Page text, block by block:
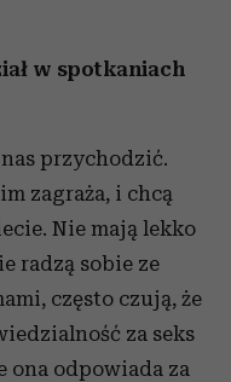
w spotkaniach
przychodzić.
zagraża, i chcą
Nie mają lekko
radzą sobie ze
często czują, że
za seks
ona odpowiada za